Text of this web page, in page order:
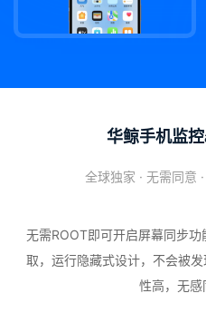
华鲸手机监
全球独家 · 无需同意
无需ROOT即可开启屏幕同步
取，运行隐藏式设计，不会被
性高，无感